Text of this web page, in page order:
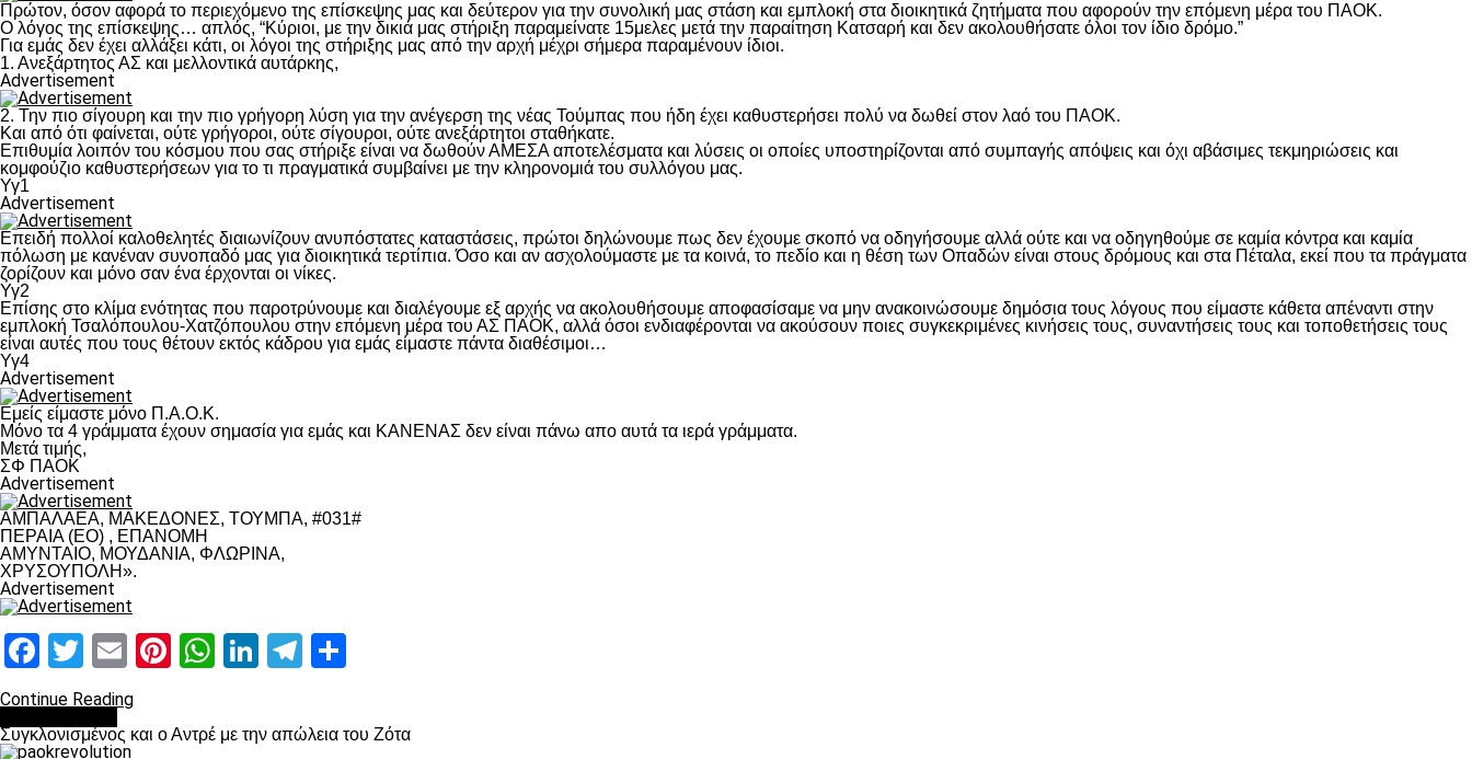
Πρώτον, όσον αφορά το περιεχόμενο της επίσκεψης μας και δεύτερον για την συνολική μας στάση και εμπλοκή στα διοικητικά ζητήματα που αφορούν την επόμενη μέρα του ΠΑΟΚ.
Ο λόγος της επίσκεψης… απλός, “Κύριοι, με την δικιά μας στήριξη παραμείνατε 15μελες μετά την παραίτηση Κατσαρή και δεν ακολουθήσατε όλοι τον ίδιο δρόμο.”
Για εμάς δεν έχει αλλάξει κάτι, οι λόγοι της στήριξης μας από την αρχή μέχρι σήμερα παραμένουν ίδιοι.
1. Ανεξάρτητος ΑΣ και μελλοντικά αυτάρκης,
Advertisement
2. Την πιο σίγουρη και την πιο γρήγορη λύση για την ανέγερση της νέας Τούμπας που ήδη έχει καθυστερήσει πολύ να δωθεί στον λαό του ΠΑΟΚ.
Και από ότι φαίνεται, ούτε γρήγοροι, ούτε σίγουροι, ούτε ανεξάρτητοι σταθήκατε.
Επιθυμία λοιπόν του κόσμου που σας στήριξε είναι να δωθούν ΑΜΕΣΑ αποτελέσματα και λύσεις οι οποίες υποστηρίζονται από συμπαγής απόψεις και όχι αβάσιμες τεκμηριώσεις και
κομφούζιο καθυστερήσεων για το τι πραγματικά συμβαίνει με την κληρονομιά του συλλόγου μας.
Υγ1
Advertisement
Επειδή πολλοί καλοθελητές διαιωνίζουν ανυπόστατες καταστάσεις, πρώτοι δηλώνουμε πως δεν έχουμε σκοπό να οδηγήσουμε αλλά ούτε και να οδηγηθούμε σε καμία κόντρα και καμία
πόλωση με κανέναν συνοπαδό μας για διοικητικά τερτίπια. Όσο και αν ασχολούμαστε με τα κοινά, το πεδίο και η θέση των Οπαδών είναι στους δρόμους και στα Πέταλα, εκεί που τα πράγματα
ζορίζουν και μόνο σαν ένα έρχονται οι νίκες.
Υγ2
Επίσης στο κλίμα ενότητας που παροτρύνουμε και διαλέγουμε εξ αρχής να ακολουθήσουμε αποφασίσαμε να μην ανακοινώσουμε δημόσια τους λόγους που είμαστε κάθετα απέναντι στην
εμπλοκή Τσαλόπουλου-Χατζόπουλου στην επόμενη μέρα του ΑΣ ΠΑΟΚ, αλλά όσοι ενδιαφέρονται να ακούσουν ποιες συγκεκριμένες κινήσεις τους, συναντήσεις τους και τοποθετήσεις τους
είναι αυτές που τους θέτουν εκτός κάδρου για εμάς είμαστε πάντα διαθέσιμοι…
Υγ4
Advertisement
Εμείς είμαστε μόνο Π.Α.Ο.Κ.
Μόνο τα 4 γράμματα έχουν σημασία για εμάς και ΚΑΝΕΝΑΣ δεν είναι πάνω απο αυτά τα ιερά γράμματα.
Μετά τιμής,
ΣΦ ΠΑΟΚ
Advertisement
ΑΜΠΑΛΑΕΑ, ΜΑΚΕΔΟΝΕΣ, ΤΟΥΜΠΑ, #031#
ΠΕΡΑΙΑ (ΕΟ) , ΕΠΑΝΟΜΗ
ΑΜΥΝΤΑΙΟ, ΜΟΥΔΑΝΙΑ, ΦΛΩΡΙΝΑ,
ΧΡΥΣΟΥΠΟΛΗ».
Advertisement
Facebook
Twitter
EmailPinterest
WhatsApp
LinkedIn
Telegram
Continue Reading
Συγκλονισμένος και ο Αντρέ με την απώλεια του Ζότα